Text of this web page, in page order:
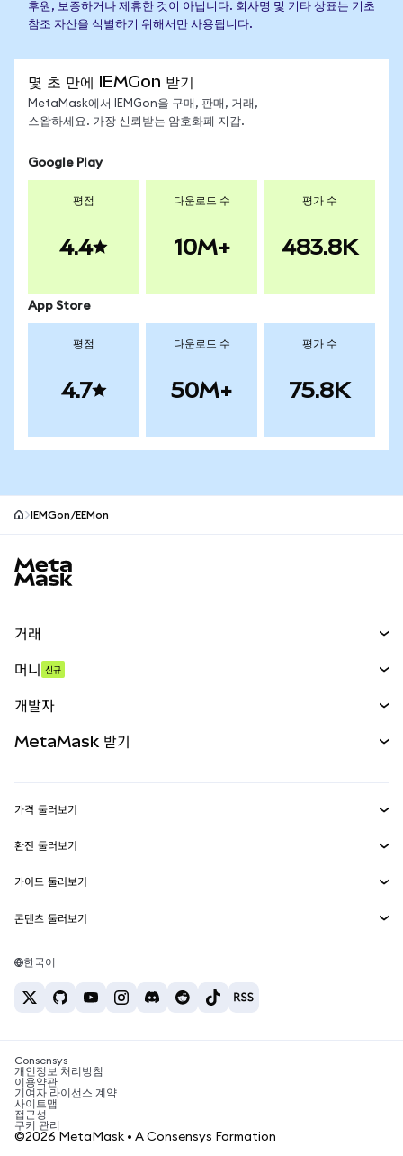
후원, 보증하거나 제휴한 것이 아닙니다. 회사명 및 기타 상표는 기초
참조 자산을 식별하기 위해서만 사용됩니다.
몇 초 만에 IEMGon 받기
MetaMask에서 IEMGon을 구매, 판매, 거래,
스왑하세요. 가장 신뢰받는 암호화폐 지갑.
Google Play
평점
4.4
다운로드 수
10M+
평가 수
483.8K
App Store
평점
4.7
다운로드 수
50M+
평가 수
75.8K
IEMGon/EEMon
거래
무기한 선물
실물자산
머니 신규
개발자
MetaMask Connect
Snaps
웹3 서비스
MetaMask 받기
보안
고객 지원
채용
가격 둘러보기
이더리움 가격
솔라나 가격
테더 가격
환전 둘러보기
ETH를 USD로 환전
USDT를 INR로 환전
BTC를 INR로 환전
ETH를 USDT로 환전
가이드 둘러보기
ETH 매수
USDT 매수
SHIB 매수
BNB 매수
콘텐츠 둘러보기
솔라나 지갑
암호화폐 세금 뉴스
암호화폐 매수 방법
비트코인 매도 방법
한국어
Consensys
개인정보 처리방침
이용약관
기여자 라이선스 계약
사이트맵
접근성
쿠키 관리
©2026 MetaMask • A Consensys Formation